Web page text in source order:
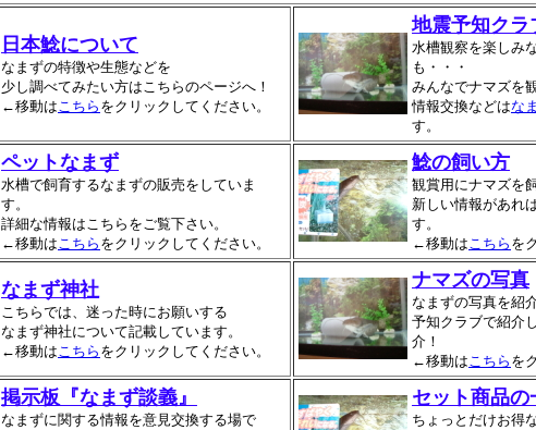
日本鯰について
なまずの特徴や生態などを
少し調べてみたい方はこちらのページへ！
←移動はこちら をクリックしてください。
地震予知クラ
水槽観察を楽しみ
も・・・
みんなでナマズを
情報交換などはな
す。
ペットなまず
水槽で飼育するなまずの販売をしていま
す。
詳細な情報はこちらをご覧下さい。
←移動はこちら をクリックしてください。
鯰の飼い方
観賞用にナマズを
新しい情報があれ
す。
←移動はこちら を
なまず神社
こちらでは、迷った時にお願いする
なまず神社について記載しています。
←移動はこちら をクリックしてください。
ナマズの写真
なまずの写真を紹
予知クラブで紹介
介！
←移動はこちら を
掲示板『なまず談義』
なまずに関する情報を意見交換する場で
セット商品の
ちょっとだけお得